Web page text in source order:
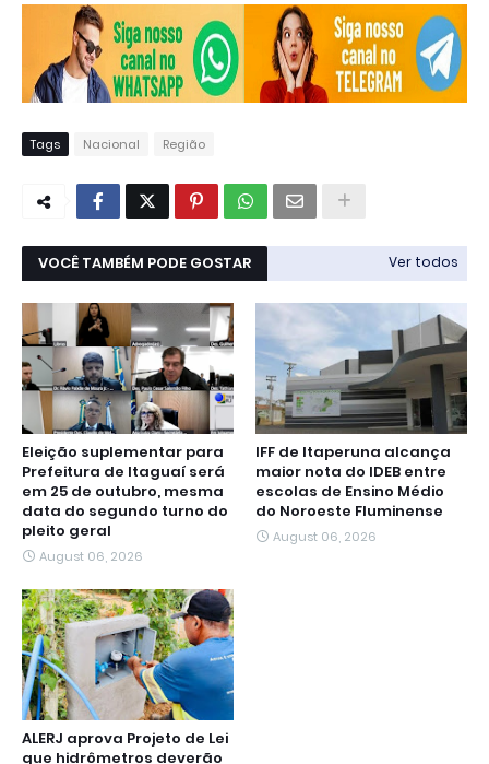
Tags Nacional Região
VOCÊ TAMBÉM PODE GOSTAR Ver todos
Eleição suplementar para
Prefeitura de Itaguaí será
em 25 de outubro, mesma
data do segundo turno do
pleito geral
August 06, 2026
IFF de Itaperuna alcança
maior nota do IDEB entre
escolas de Ensino Médio
do Noroeste Fluminense
August 06, 2026
ALERJ aprova Projeto de Lei
que hidrômetros deverão